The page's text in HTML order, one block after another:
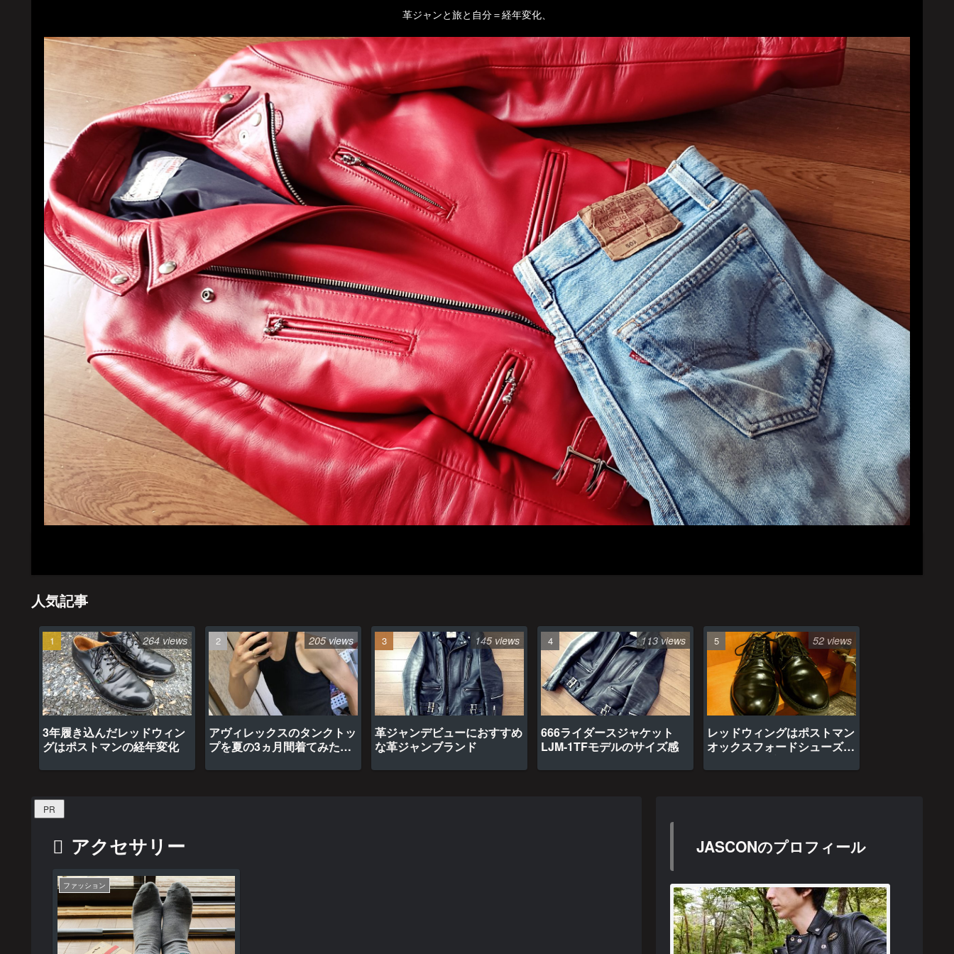
革ジャンと旅と自分＝経年変化、
人気記事
3年履き込んだレッドウィン
グはポストマンの経年変化
264 views
アヴィレックスのタンクトッ
プを夏の3ヵ月間着てみたら
205 views
革ジャンデビューにおすすめ
な革ジャンブランド
145 views
666ライダースジャケット
LJM-1TFモデルのサイズ感
113 views
レッドウィングはポストマン
オックスフォードシューズ約
1年間の経年変化
52 views
PR
アクセサリー
ファッション
JASCONのプロフィール